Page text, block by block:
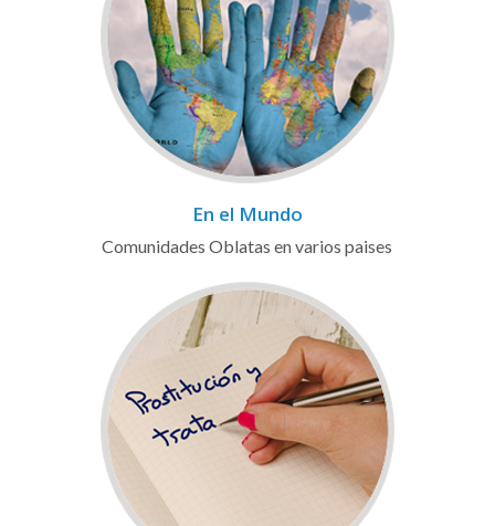
En el Mundo
Comunidades Oblatas en varios paises